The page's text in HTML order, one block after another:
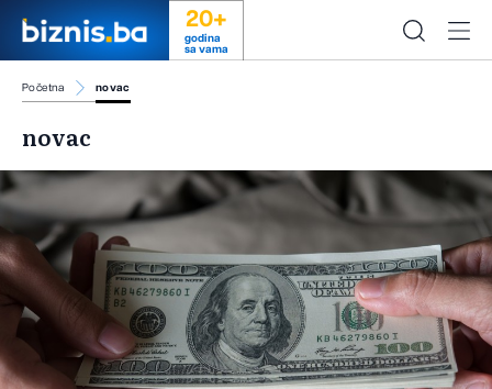
20+
godina
sa vama
Početna novac
novac